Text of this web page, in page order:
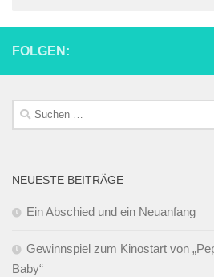
FOLGEN:
Suchen
nach:
NEUESTE BEITRÄGE
Ein Abschied und ein Neuanfang
Gewinnspiel zum Kinostart von
Baby“